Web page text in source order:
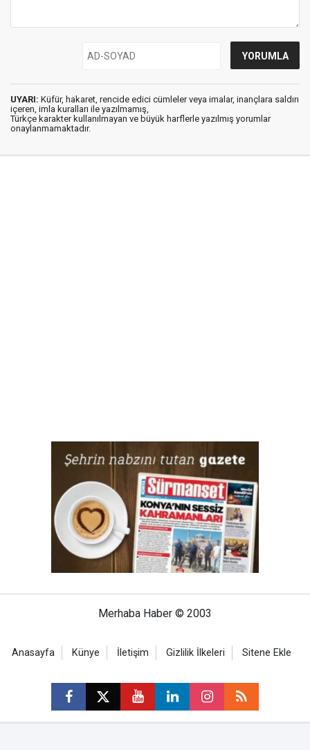
UYARI: Küfür, hakaret, rencide edici cümleler veya imalar, inançlara saldırı
içeren, imla kuralları ile yazılmamış,
Türkçe karakter kullanılmayan ve büyük harflerle yazılmış yorumlar
onaylanmamaktadır.
Merhaba Haber © 2003
Anasayfa Künye İletişim Gizlilik İlkeleri Sitene Ekle